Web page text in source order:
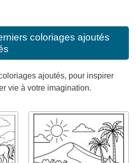
coloriages ajoutés
ajoutés, pour inspirer
vie à votre imagination.